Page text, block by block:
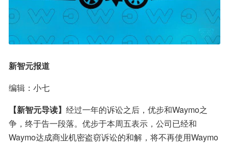
新智元报道
编辑：小七
【新智元导读】 经过一年的诉讼之后，优步和Waymo之
争，终于告一段落。优步于本周五表示，公司已经和
Waymo达成商业机密盗窃诉讼的和解，将不再使用Waymo